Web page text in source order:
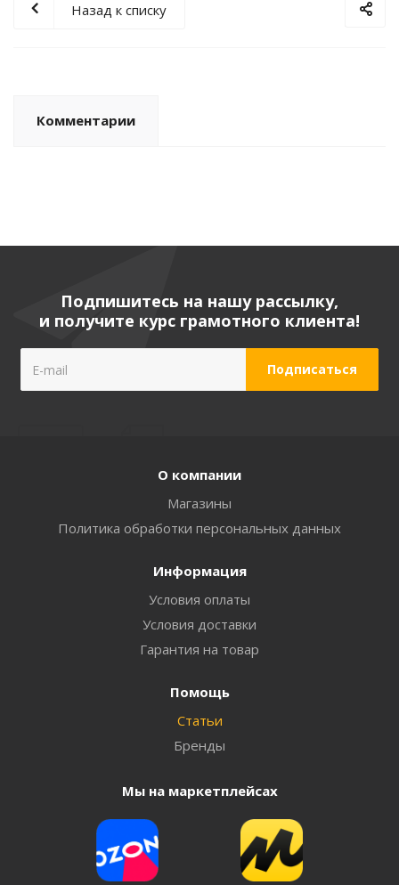
Назад к списку
Комментарии
Подпишитесь на нашу рассылку,
и получите курс грамотного клиента!
О компании
Магазины
Политика обработки персональных данных
Информация
Условия оплаты
Условия доставки
Гарантия на товар
Помощь
Статьи
Бренды
Мы на маркетплейсах